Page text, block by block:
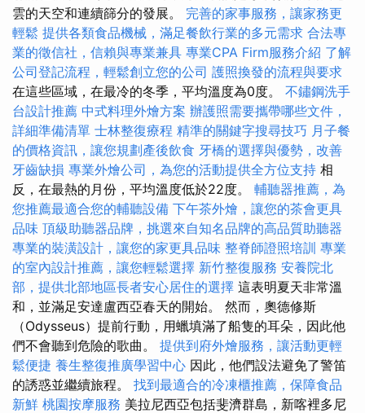
雲的天空和連續篩分的發展。 完善的家事服務，讓家務更
輕鬆 提供各類食品機械，滿足餐飲行業的多元需求 合法專
業的徵信社，信賴與專業兼具 專業CPA Firm服務介紹 了解
公司登記流程，輕鬆創立您的公司 護照換發的流程與要求
在這些區域，在最冷的冬季，平均溫度為0度。 不鏽鋼洗手
台設計推薦 中式料理外燴方案 辦護照需要攜帶哪些文件，
詳細準備清單 士林整復療程 精準的關鍵字搜尋技巧 月子餐
的價格資訊，讓您規劃產後飲食 牙橋的選擇與優勢，改善
牙齒缺損 專業外燴公司，為您的活動提供全方位支持 相
反，在最熱的月份，平均溫度低於22度。 輔聽器推薦，為
您推薦最適合您的輔聽設備 下午茶外燴，讓您的茶會更具
品味 頂級助聽器品牌，挑選來自知名品牌的高品質助聽器
專業的裝潢設計，讓您的家更具品味 整脊師證照培訓 專業
的室內設計推薦，讓您輕鬆選擇 新竹整復服務 安養院北
部，提供北部地區長者安心居住的選擇 這表明夏天非常溫
和，並滿足安達盧西亞春天的開始。 然而，奧德修斯
（Odysseus）提前行動，用蠟填滿了船隻的耳朵，因此他
們不會聽到危險的歌曲。 提供到府外燴服務，讓活動更輕
鬆便捷 養生整復推廣學習中心 因此，他們設法避免了警笛
的誘惑並繼續旅程。 找到最適合的冷凍櫃推薦，保障食品
新鮮 桃園按摩服務 美拉尼西亞包括斐濟群島，新喀裡多尼